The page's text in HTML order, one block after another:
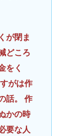
が閉ま
どころ
をく
がは作
話。 作
かの時
要な人